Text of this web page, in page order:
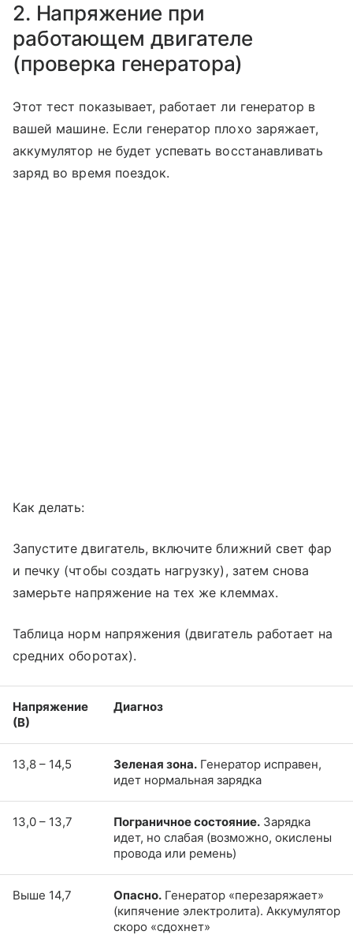
2. Напряжение при
работающем двигателе
(проверка генератора)
Этот тест показывает, работает ли генератор в
вашей машине. Если генератор плохо заряжает,
аккумулятор не будет успевать восстанавливать
заряд во время поездок.
Как делать:
Запустите двигатель, включите ближний свет фар
и печку (чтобы создать нагрузку), затем снова
замерьте напряжение на тех же клеммах.
Таблица норм напряжения (двигатель работает на
средних оборотах).
Напряжение
(В)
Диагноз
13,8 – 14,5 Зеленая зона. Генератор исправен,
идет нормальная зарядка
13,0 – 13,7 Пограничное состояние. Зарядка
идет, но слабая (возможно, окислены
провода или ремень)
Выше 14,7 Опасно. Генератор «перезаряжает»
(кипячение электролита). Аккумулятор
скоро «сдохнет»